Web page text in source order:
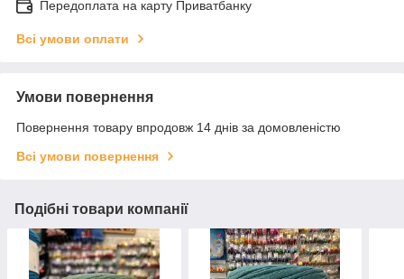
Передоплата на карту Приватбанку
Всі умови оплати
Умови повернення
Повернення товару впродовж 14 днів за домовленістю
Всі умови повернення
Подібні товари компанії